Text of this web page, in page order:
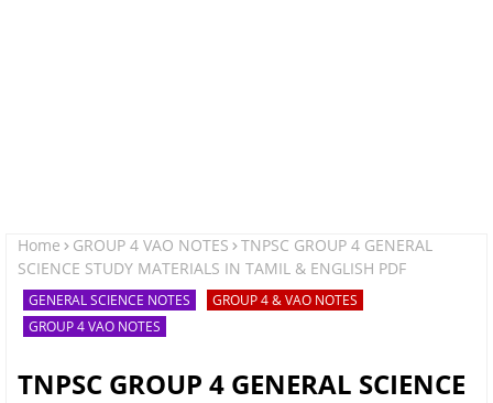
Home GROUP 4 VAO NOTES
TNPSC GROUP 4 GENERAL
SCIENCE STUDY MATERIALS IN TAMIL & ENGLISH PDF
GENERAL SCIENCE NOTES
GROUP 4 & VAO NOTES
GROUP 4 VAO NOTES
TNPSC GROUP 4 GENERAL SCIENCE